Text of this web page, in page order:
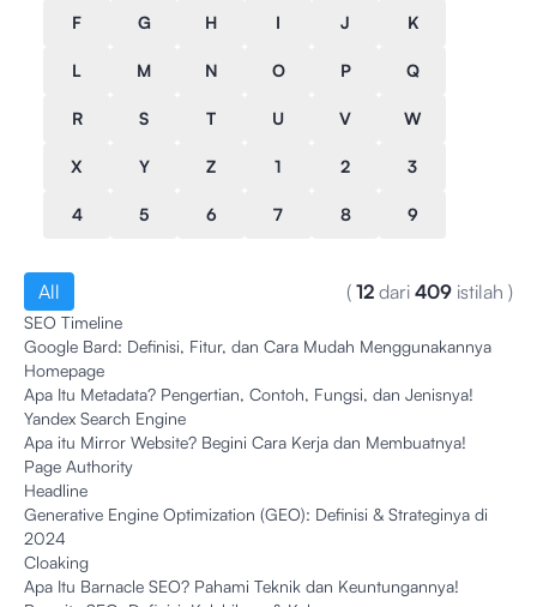
F G H I J K
L M N O P Q
R S T U V W
X Y Z 1 2 3
4 5 6 7 8 9
All ( 12 dari 409 istilah )
SEO Timeline
Google Bard: Definisi, Fitur, dan Cara Mudah Menggunakannya
Homepage
Apa Itu Metadata? Pengertian, Contoh, Fungsi, dan Jenisnya!
Yandex Search Engine
Apa itu Mirror Website? Begini Cara Kerja dan Membuatnya!
Page Authority
Headline
Generative Engine Optimization (GEO): Definisi & Strateginya di
2024
Cloaking
Apa Itu Barnacle SEO? Pahami Teknik dan Keuntungannya!